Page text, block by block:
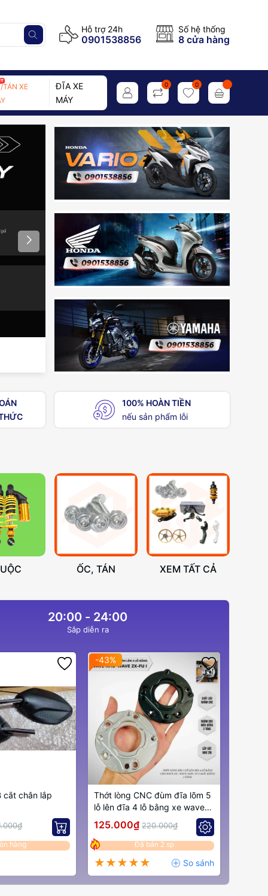
Hỗ trợ 24h
0901538856
Số hệ thống
8 cửa hàng
TÁN XE
ĐĨA XE
MÁY
0 0
100% HOÀN TIỀN
nếu sản phẩm lỗi
ỐC, TÁN XEM TẤT CẢ
20:00 - 24:00
Sắp diễn ra
cắt chân lắp
hàng
-43%
Thớt lòng CNC đùm đĩa lõm 5
lỗ lên đĩa 4 lỗ bằng xe wave
Zx, Wave nhỏ
125.000₫ 220.000₫
Đã bán 2 sp